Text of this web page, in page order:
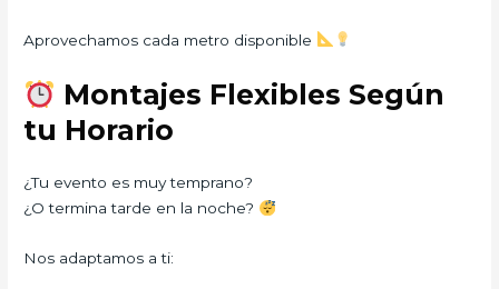
Aprovechamos cada metro disponible
Montajes Flexibles Según
tu Horario
¿Tu evento es muy temprano?
¿O termina tarde en la noche?
Nos adaptamos a ti: